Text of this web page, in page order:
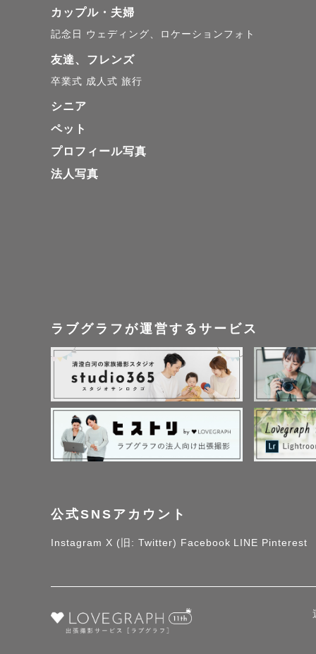
カップル・夫婦
記念日 ウェディング、ロケーションフォト
友達、フレンズ
卒業式 成人式 旅行
シニア
ペット
プロフィール写真
法人写真
ラブグラフが運営するサービス
公式SNSアカウント
Instagram X (旧: Twitter) Facebook LINE Pinterest